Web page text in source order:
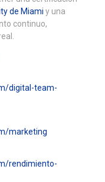
de Miami y una
continuo,
digital-team-
marketing
rendimiento-